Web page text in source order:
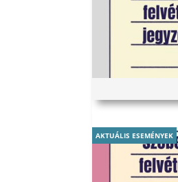
AKTUÁLIS ESEMÉNYEK